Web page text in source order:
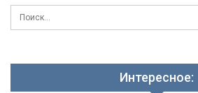
Интересное: